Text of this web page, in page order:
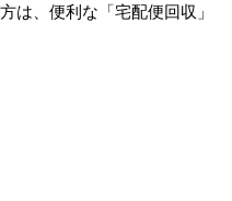
は、便利な「宅配便回収」